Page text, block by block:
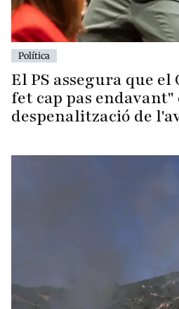
Política
El PS assegura que
fet cap pas endavant"
despenalització de